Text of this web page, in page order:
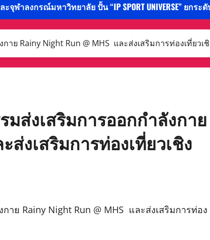
ละจุฬาลงกรณ์มหาวิทยาลัย ปั้น “IP SPORT UNIVERSE” ยก
ย Rainy Night Run @ MHS และส่งเสริมการท่องเที่ยว
ส่งเสริมการออกกำลังกาย
ส่งเสริมการท่องเที่ยวเชิง
ย Rainy Night Run @ MHS และส่งเสริมการท่อง